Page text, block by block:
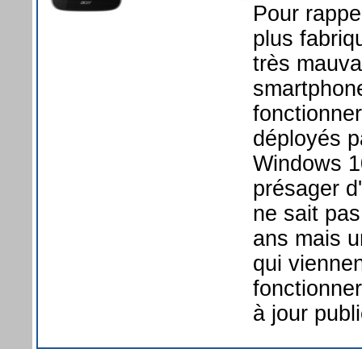
Pour
plus
très
déployés
Windows
présager
ne sait
ans mais
qui
à jour